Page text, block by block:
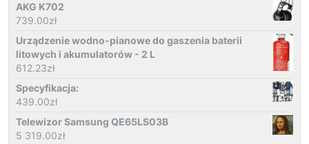
AKG K702
739.00zł
Urządzenie wodno-pianowe do gaszenia baterii
litowych i akumulatorów - 2 L
612.23zł
Specyfikacja:
439.00zł
Telewizor Samsung QE65LS03B
5 319.00zł